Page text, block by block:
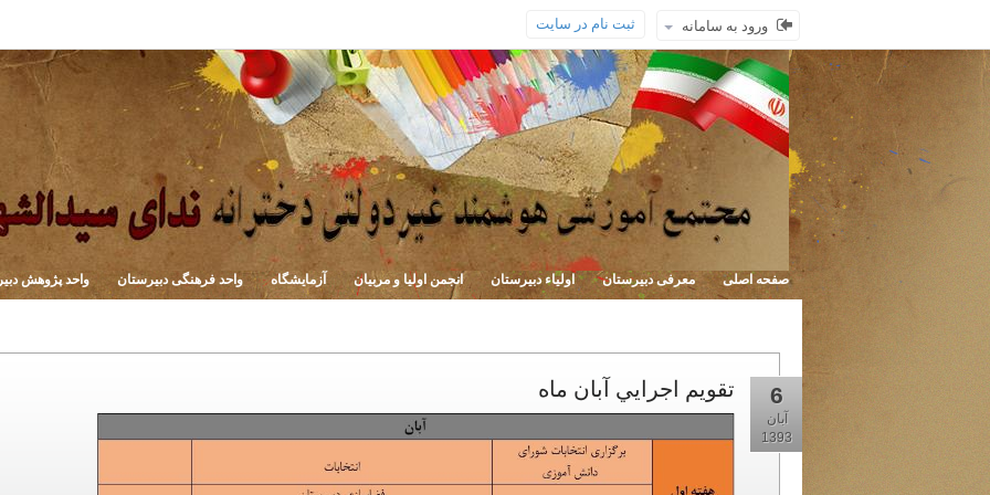
ورود به سامانه ثبت نام در سایت
صفحه اصلی معرفی دبیرستان اولیاء دبیرستان انجمن اولیا و مربیان آزمایشگاه واحد فرهنگی دبیرستان واحد پژوهش
6
آبان
1393
تقويم اجرايي آبان ماه